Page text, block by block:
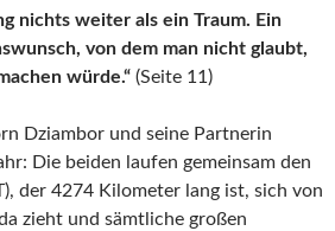
nichts weiter als ein Traum. Ein
von dem man nicht glaubt,
würde.“ (Seite 11)
Dziambor und seine Partnerin
Die beiden laufen gemeinsam den
der 4274 Kilometer lang ist, sich von
zieht und sämtliche großen